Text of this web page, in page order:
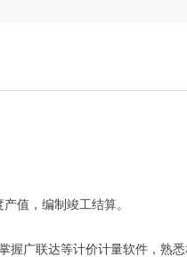
值，编制竣工结算。
广联达等计价计量软件，熟